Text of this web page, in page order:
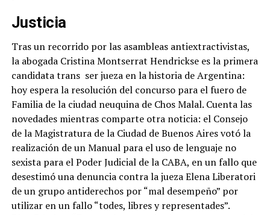
Justicia
Tras un recorrido por las asambleas antiextractivistas,
la abogada Cristina Montserrat Hendrickse es la primera
candidata trans ser jueza en la historia de Argentina:
hoy espera la resolución del concurso para el fuero de
Familia de la ciudad neuquina de Chos Malal. Cuenta las
novedades mientras comparte otra noticia: el Consejo
de la Magistratura de la Ciudad de Buenos Aires votó la
realización de un Manual para el uso de lenguaje no
sexista para el Poder Judicial de la CABA, en un fallo que
desestimó una denuncia contra la jueza Elena Liberatori
de un grupo antiderechos por “mal desempeño” por
utilizar en un fallo “todes, libres y representades”.